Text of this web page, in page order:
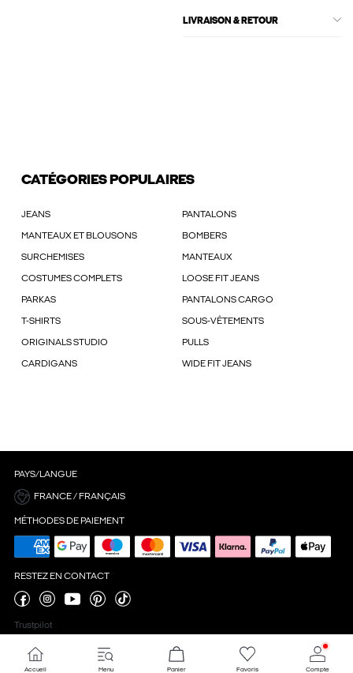
LIVRAISON & RETOUR
CATÉGORIES POPULAIRES
JEANS PANTALONS
MANTEAUX ET BLOUSONS BOMBERS
SURCHEMISES MANTEAUX
COSTUMES COMPLETS LOOSE FIT JEANS
PARKAS PANTALONS CARGO
T-SHIRTS SOUS-VÊTEMENTS
ORIGINALS STUDIO PULLS
CARDIGANS WIDE FIT JEANS
PAYS/LANGUE
FRANCE / FRANÇAIS
MÉTHODES DE PAIEMENT
RESTEZ EN CONTACT
Trustpilot
Accueil Menu Panier Favoris Compte